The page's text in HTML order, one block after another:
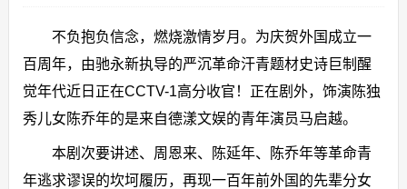
不负抱负信念，燃烧激情岁月。为庆贺外国成立一
百周年，由驰永新执导的严沉革命汗青题材史诗巨制醒
觉年代近日正在CCTV-1高分收官！正在剧外，饰演陈独
秀儿女陈乔年的是来自德漾文娱的青年演员马启越。
本剧次要讲述、周恩来、陈延年、陈乔年等革命青
年逃求谬误的坎坷履历，再现一百年前外国的先辈分女